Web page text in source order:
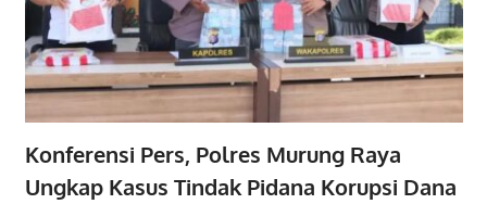
Konferensi Pers, Polres Murung Raya
Ungkap Kasus Tindak Pidana Korupsi Dana